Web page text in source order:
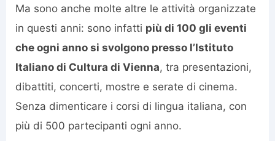
Ma sono anche molte altre le attività organizzate
in questi anni: sono infatti più di 100 gli eventi
che ogni anno si svolgono presso l’Istituto
Italiano di Cultura di Vienna, tra presentazioni,
dibattiti, concerti, mostre e serate di cinema.
Senza dimenticare i corsi di lingua italiana, con
più di 500 partecipanti ogni anno.